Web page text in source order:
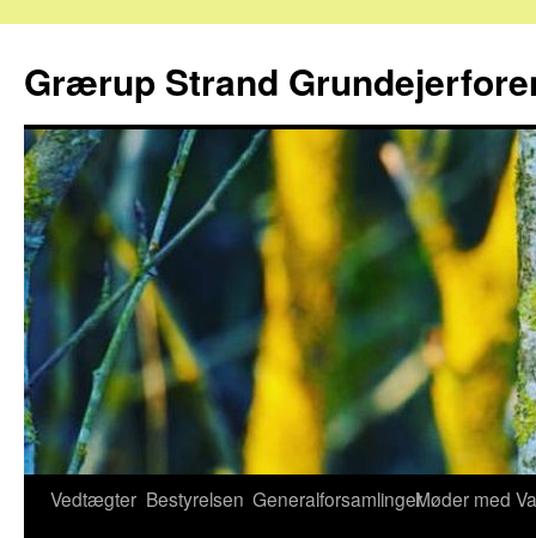
Grærup Strand
Hop
Vedtægter Bestyrelsen GeneralforsamlingerMøder med